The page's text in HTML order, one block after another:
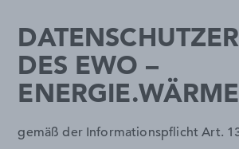
DES EWO –
gemäß der Informationspflicht Art.